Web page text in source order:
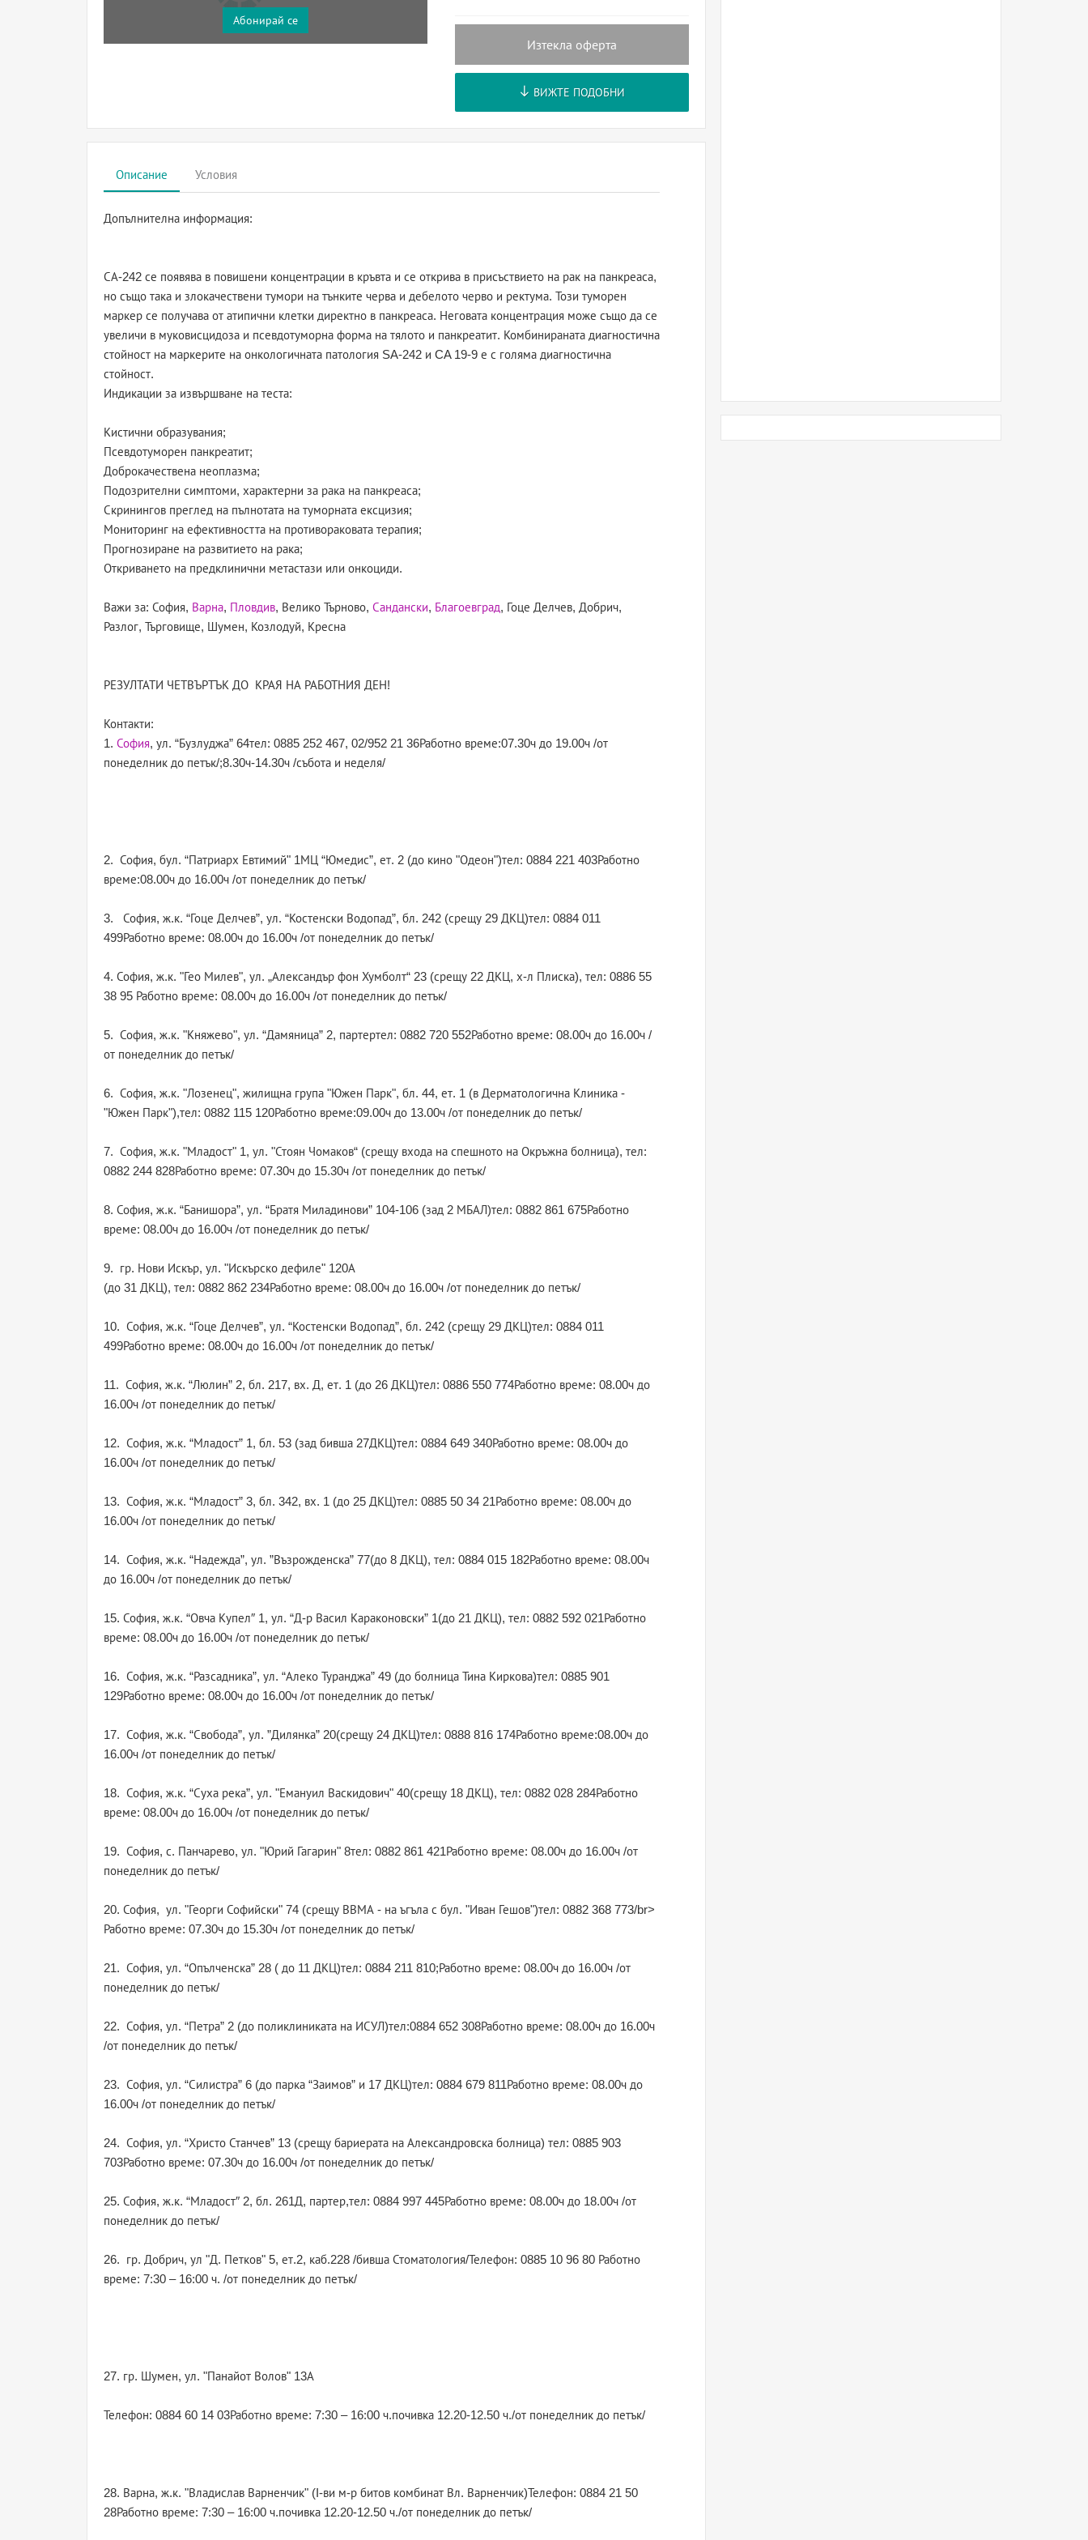
Абонирай се
Изтекла оферта
ВИЖТЕ ПОДОБНИ
Описание Условия
Допълнителна информация:
СА-242 се появява в повишени концентрации в кръвта и се открива в присъствието на рак на панкреаса,
но също така и злокачествени тумори на тънките черва и дебелото черво и ректума. Този туморен
маркер се получава от атипични клетки директно в панкреаса. Неговата концентрация може също да се
увеличи в муковисцидоза и псевдотуморна форма на тялото и панкреатит. Комбинираната диагностична
стойност на маркерите на онкологичната патология SA-242 и CA 19-9 е с голяма диагностична
стойност.
Индикации за извършване на теста:
Кистични образувания;
Псевдотуморен панкреатит;
Доброкачествена неоплазма;
Подозрителни симптоми, характерни за рака на панкреаса;
Скринингов преглед на пълнотата на туморната ексцизия;
Мониторинг на ефективността на противораковата терапия;
Прогнозиране на развитието на рака;
Откриването на предклинични метастази или онкоциди.
Важи за: София, Варна, Пловдив, Велико Търново, Сандански, Благоевград, Гоце Делчев, Добрич,
Разлог, Търговище, Шумен, Козлодуй, Кресна
РЕЗУЛТАТИ ЧЕТВЪРТЪК ДО КРАЯ НА РАБОТНИЯ ДЕН!
Контакти:
1. София, ул. “Бузлуджа” 64тел: 0885 252 467, 02/952 21 36Работно време:07.30ч до 19.00ч /от
понеделник до петък/;8.30ч-14.30ч /събота и неделя/
2. София, бул. “Патриарх Евтимий" 1МЦ “Юмедис”, ет. 2 (до кино "Одеон")тел: 0884 221 403Работно
време:08.00ч до 16.00ч /от понеделник до петък/
3. София, ж.к. “Гоце Делчев”, ул. “Костенски Водопад”, бл. 242 (срещу 29 ДКЦ)тел: 0884 011
499Работно време: 08.00ч до 16.00ч /от понеделник до петък/
4. София, ж.к. "Гео Милев", ул. „Александър фон Хумболт“ 23 (срещу 22 ДКЦ, х-л Плиска), тел: 0886 55
38 95 Работно време: 08.00ч до 16.00ч /от понеделник до петък/
5. София, ж.к. "Княжево", ул. “Дамяница” 2, партертел: 0882 720 552Работно време: 08.00ч до 16.00ч /
от понеделник до петък/
6. София, ж.к. "Лозенец", жилищна група "Южен Парк", бл. 44, ет. 1 (в Дерматологична Клиника -
"Южен Парк"),тел: 0882 115 120Работно време:09.00ч до 13.00ч /от понеделник до петък/
7. София, ж.к. "Младост" 1, ул. "Стоян Чомаков“ (срещу входа на спешното на Окръжна болница), тел:
0882 244 828Работно време: 07.30ч до 15.30ч /от понеделник до петък/
8. София, ж.к. “Банишора”, ул. “Братя Миладинови” 104-106 (зад 2 МБАЛ)тел: 0882 861 675Работно
време: 08.00ч до 16.00ч /от понеделник до петък/
9. гр. Нови Искър, ул. "Искърско дефиле" 120А
(до 31 ДКЦ), тел: 0882 862 234Работно време: 08.00ч до 16.00ч /от понеделник до петък/
10. София, ж.к. “Гоце Делчев”, ул. “Костенски Водопад”, бл. 242 (срещу 29 ДКЦ)тел: 0884 011
499Работно време: 08.00ч до 16.00ч /от понеделник до петък/
11. София, ж.к. “Люлин” 2, бл. 217, вх. Д, ет. 1 (до 26 ДКЦ)тел: 0886 550 774Работно време: 08.00ч до
16.00ч /от понеделник до петък/
12. София, ж.к. “Младост” 1, бл. 53 (зад бивша 27ДКЦ)тел: 0884 649 340Работно време: 08.00ч до
16.00ч /от понеделник до петък/
13. София, ж.к. “Младост” 3, бл. 342, вх. 1 (до 25 ДКЦ)тел: 0885 50 34 21Работно време: 08.00ч до
16.00ч /от понеделник до петък/
14. София, ж.к. “Надежда”, ул. ”Възрожденска” 77(до 8 ДКЦ), тел: 0884 015 182Работно време: 08.00ч
до 16.00ч /от понеделник до петък/
15. София, ж.к. “Овча Купел″ 1, ул. “Д-р Васил Караконовски” 1(до 21 ДКЦ), тел: 0882 592 021Работно
време: 08.00ч до 16.00ч /от понеделник до петък/
16. София, ж.к. “Разсадника”, ул. “Алеко Туранджа” 49 (до болница Тина Киркова)тел: 0885 901
129Работно време: 08.00ч до 16.00ч /от понеделник до петък/
17. София, ж.к. “Свобода”, ул. ”Дилянка” 20(срещу 24 ДКЦ)тел: 0888 816 174Работно време:08.00ч до
16.00ч /от понеделник до петък/
18. София, ж.к. “Суха река”, ул. "Емануил Васкидович" 40(срещу 18 ДКЦ), тел: 0882 028 284Работно
време: 08.00ч до 16.00ч /от понеделник до петък/
19. София, с. Панчарево, ул. "Юрий Гагарин" 8тел: 0882 861 421Работно време: 08.00ч до 16.00ч /от
понеделник до петък/
20. София, ул. "Георги Софийски" 74 (срещу ВВМА - на ъгъла с бул. "Иван Гешов")тел: 0882 368 773/br>
Работно време: 07.30ч до 15.30ч /от понеделник до петък/
21. София, ул. “Опълченска” 28 ( до 11 ДКЦ)тел: 0884 211 810;Работно време: 08.00ч до 16.00ч /от
понеделник до петък/
22. София, ул. “Петра” 2 (до поликлиниката на ИСУЛ)тел:0884 652 308Работно време: 08.00ч до 16.00ч
/от понеделник до петък/
23. София, ул. “Силистра” 6 (до парка “Заимов” и 17 ДКЦ)тел: 0884 679 811Работно време: 08.00ч до
16.00ч /от понеделник до петък/
24. София, ул. “Христо Станчев” 13 (срещу бариерата на Александровска болница) тел: 0885 903
703Работно време: 07.30ч до 16.00ч /от понеделник до петък/
25. София, ж.к. “Младост″ 2, бл. 261Д, партер,тел: 0884 997 445Работно време: 08.00ч до 18.00ч /от
понеделник до петък/
26. гр. Добрич, ул "Д. Петков" 5, ет.2, каб.228 /бивша Стоматология/Телефон: 0885 10 96 80 Работно
време: 7:30 – 16:00 ч. /от понеделник до петък/
27. гр. Шумен, ул. "Панайот Волов" 13А
Телефон: 0884 60 14 03Работно време: 7:30 – 16:00 ч.почивка 12.20-12.50 ч./от понеделник до петък/
28. Варна, ж.к. "Владислав Варненчик" (I-ви м-р битов комбинат Вл. Варненчик)Телефон: 0884 21 50
28Работно време: 7:30 – 16:00 ч.почивка 12.20-12.50 ч./от понеделник до петък/